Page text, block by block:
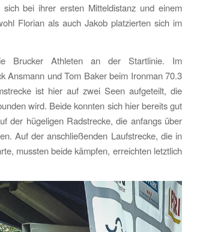
bei ihrer ersten Mitteldistanz und einem
Florian als auch Jakob platzierten sich im
Brucker Athleten an der Startlinie. Im
Ansmann und Tom Baker beim Ironman 70.3
ist hier auf zwei Seen aufgeteilt, die
wird. Beide konnten sich hier bereits gut
der hügeligen Radstrecke, die anfangs über
Auf der anschließenden Laufstrecke, die in
mussten beide kämpfen, erreichten letztlich